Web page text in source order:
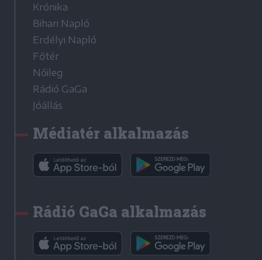
Krónika
Bihari Napló
Erdélyi Napló
Főtér
Nőileg
Rádió GaGa
Jóállás
Médiatér alkalmazás
Rádió GaGa alkalmazás